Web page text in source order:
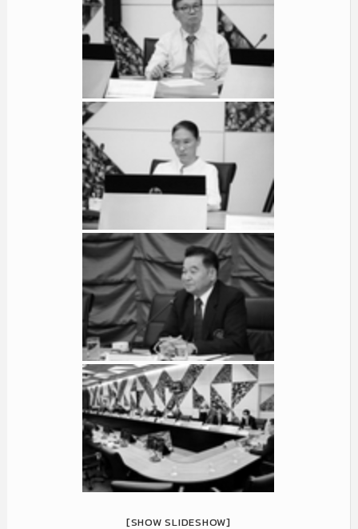
[SHOW SLIDESHOW]